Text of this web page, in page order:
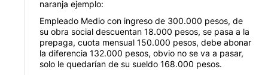
naranja ejemplo:
Empleado Medio con ingreso de 300.000 pesos, de
su obra social descuentan 18.000 pesos, se pasa a la
prepaga, cuota mensual 150.000 pesos, debe abonar
la diferencia 132.000 pesos, obvio no se va a pasar,
solo le quedarían de su sueldo 168.000 pesos.